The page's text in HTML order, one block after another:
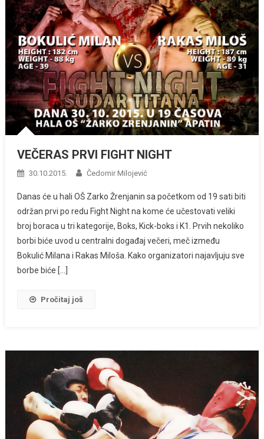
VEČERAS PRVI FIGHT NIGHT
30.10.2015. Čedomir Milojević
Danas će u hali OŠ Zarko Žrenjanin sa početkom od 19 sati biti
održan prvi po redu Fight Night na kome će učestovati veliki
broj boraca u tri kategorije, Boks, Kick-boks i K1. Prvih nekoliko
borbi biće uvod u centralni događaj večeri, meč između
Bokulić Milana i Rakas Miloša. Kako organizatori najavljuju sve
borbe biće […]
Pročitaj još